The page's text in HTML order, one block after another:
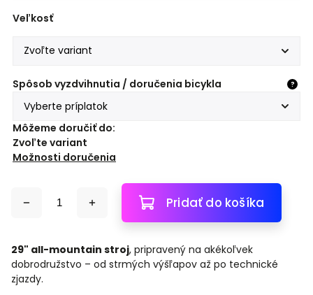
Veľkosť
Spôsob vyzdvihnutia / doručenia bicykla ?
Môžeme doručiť do:
Zvoľte variant
Možnosti doručenia
Pridať do košíka
29" all-mountain stroj, pripravený na akékoľvek
dobrodružstvo – od strmých výšľapov až po technické
zjazdy.